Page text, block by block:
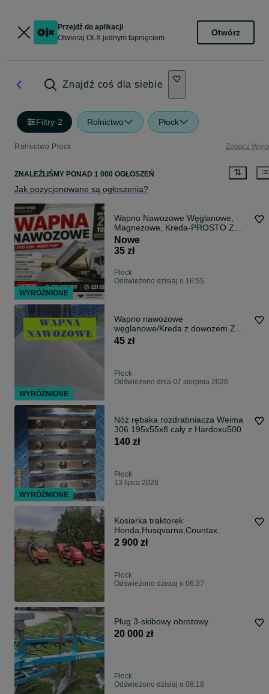
Przejdź do aplikacji
Otwieraj OLX jednym tapnięciem
Otwórz
Znajdź coś dla siebie
Filtry·2 Rolnictwo Płock
Rolnictwo Płock Zobacz
ZNALEŹLIŚMY PONAD 1 000 OGŁOSZEŃ
Jak pozycjonowane są ogłoszenia?
Wapno Nawozowe Węglanowe,
Magnezowe, Kreda-PROSTO Z
Nowe
35 zł
Płock
Odświeżono dzisiaj o 16:55
Wapno nawozowe
węglanowe/Kreda z dowozem Z
Atestem!
45 zł
Płock
Odświeżono dnia 07 sierpnia 2026
Nóż rębaka rozdrabniacza Weima
306 195x55x8 cały z Hardoxu500
140 zł
Płock
13 lipca 2026
Kosiarka traktorek
Honda,Husqvarna,Countax.
2 900 zł
Płock
Odświeżono dzisiaj o 06:37
Pług 3-skibowy obrotowy
20 000 zł
Płock
Odświeżono dzisiaj o 08:18
WYRÓŻNIONE
WYRÓŻNIONE
WYRÓŻNIONE